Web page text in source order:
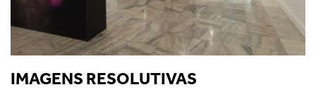
IMAGENS RESOLUTIVAS